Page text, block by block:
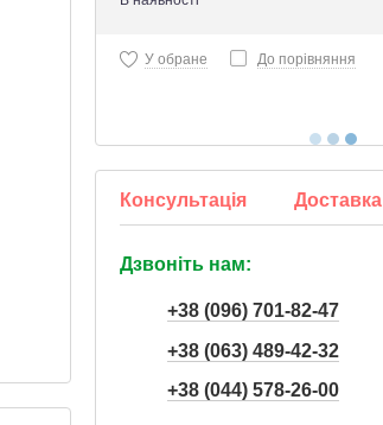
У обране До порівняння
Консультація Доставка
Дзвоніть нам:
+38 (096) 701-82-47
+38 (063) 489-42-32
+38 (044) 578-26-00